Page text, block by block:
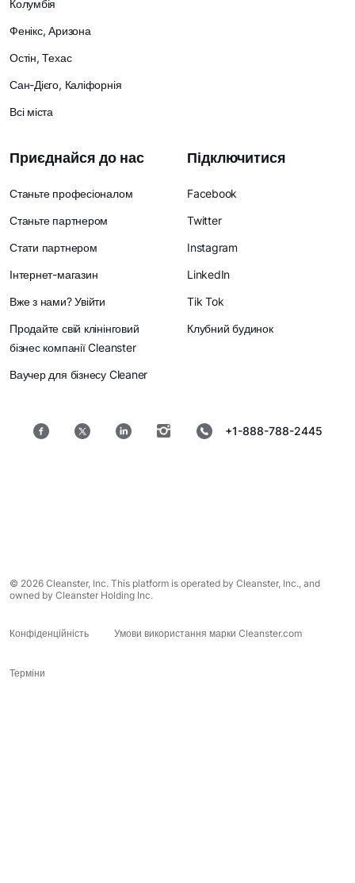
Колумбія
Фенікс, Аризона
Остін, Техас
Сан-Дієго, Каліфорнія
Всі міста
Приєднайся до нас
Станьте професіоналом
Станьте партнером
Стати партнером
Інтернет-магазин
Вже з нами? Увійти
Продайте свій клінінговий
бізнес компанії Cleanster
Ваучер для бізнесу Cleaner
Підключитися
Facebook
Twitter
Instagram
LinkedIn
Tik Tok
Клубний будинок
+1-888-788-2445
© 2026 Cleanster, Inc. This platform is operated by Cleanster, Inc., and
owned by Cleanster Holding Inc.
Конфіденційність Умови використання марки Cleanster.com
Терміни